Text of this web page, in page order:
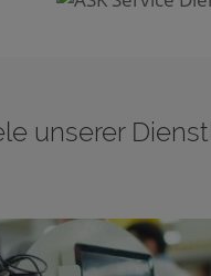
unserer